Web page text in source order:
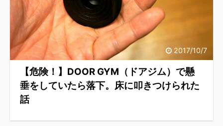
2017/10/7
【危険！】DOOR GYM（ドアジム）で懸
垂をしていたら落下。床に叩きつけられた
話